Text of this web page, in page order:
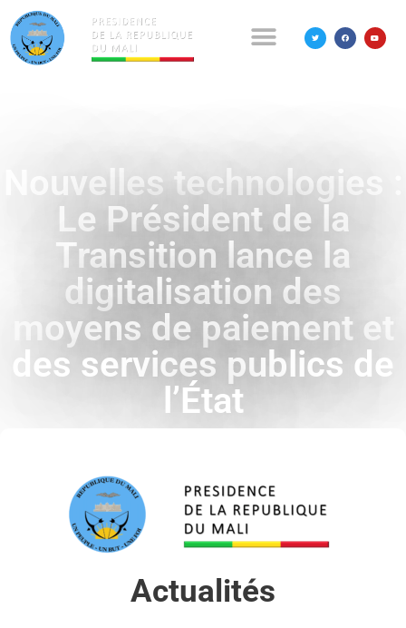
Nouvelles technologies :
Le Président de la
Transition lance la
digitalisation des
moyens de paiement et
des services publics de
l’État
Actualités